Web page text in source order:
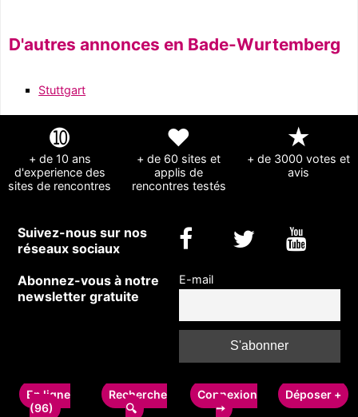
D'autres annonces en Bade-Wurtemberg
Stuttgart
➓
+ de 10 ans
d'experience des
sites de rencontres
❤
+ de 60 sites et
applis de
rencontres testés
★
+ de 3000 votes et
avis
Suivez-nous sur nos
réseaux sociaux
Abonnez-vous à notre
newsletter gratuite
E-mail
Copyright © 2011-2024 rencontrecelibataire-fr.com - Guide des sites de
rencontres
pour célibataires
Formulaire de contact A propos et mentions légales
En ligne
(96)
Recherche
🔍
Connexion
➙
Déposer +